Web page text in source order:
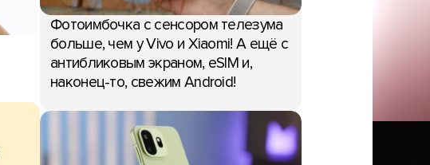
Фотоимбочка с сенсором телезума
больше, чем у Vivo и Xiaomi! А ещё с
антибликовым экраном, eSIM и,
наконец-то, свежим Android!